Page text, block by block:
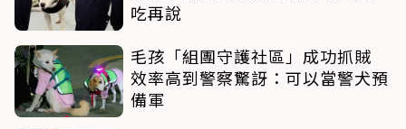
吃再說
毛孩「組團守護社區」成功抓賊
效率高到警察驚訝：可以當警犬預
備軍